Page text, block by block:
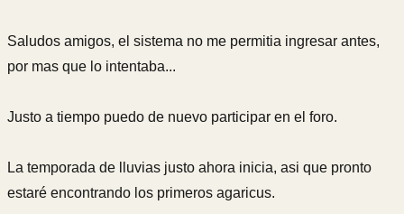
Saludos amigos, el sistema no me permitia ingresar antes,
por mas que lo intentaba...
Justo a tiempo puedo de nuevo participar en el foro.
La temporada de lluvias justo ahora inicia, asi que pronto
estaré encontrando los primeros agaricus.